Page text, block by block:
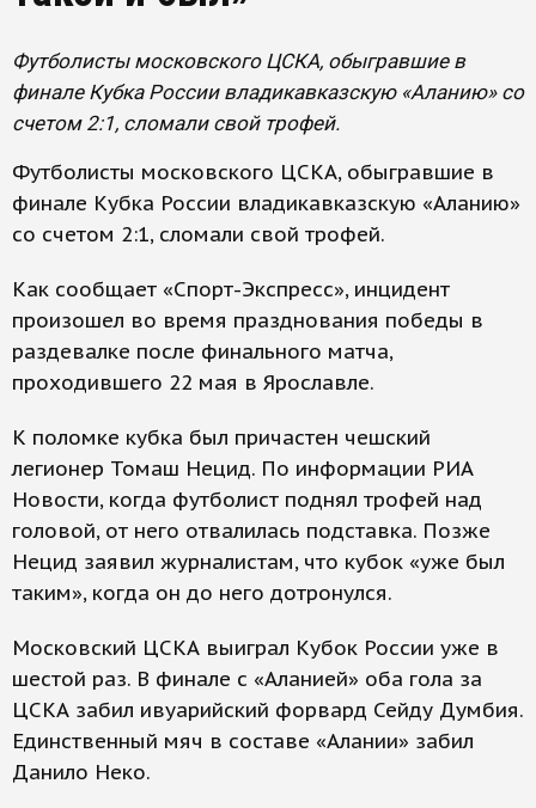
Футболисты московского ЦСКА, обыгравшие в
финале Кубка России владикавказскую «Аланию» со
счетом 2:1, сломали свой трофей.
Футболисты московского ЦСКА, обыгравшие в
финале Кубка России владикавказскую «Аланию»
со счетом 2:1, сломали свой трофей.
Как сообщает «Спорт-Экспресс», инцидент
произошел во время празднования победы в
раздевалке после финального матча,
проходившего 22 мая в Ярославле.
К поломке кубка был причастен чешский
легионер Томаш Нецид. По информации РИА
Новости, когда футболист поднял трофей над
головой, от него отвалилась подставка. Позже
Нецид заявил журналистам, что кубок «уже был
таким», когда он до него дотронулся.
Московский ЦСКА выиграл Кубок России уже в
шестой раз. В финале с «Аланией» оба гола за
ЦСКА забил ивуарийский форвард Сейду Думбия.
Единственный мяч в составе «Алании» забил
Данило Неко.